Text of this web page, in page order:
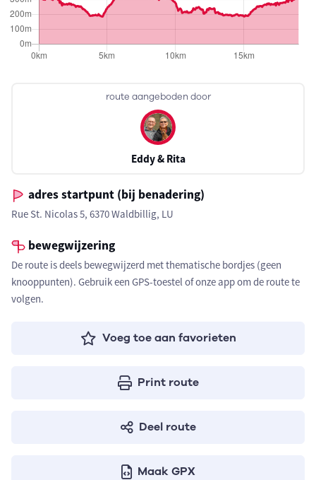
route aangeboden door
Eddy & Rita
adres startpunt (bij benadering)
Rue St. Nicolas 5, 6370 Waldbillig, LU
bewegwijzering
De route is deels bewegwijzerd met thematische bordjes (geen
knooppunten). Gebruik een GPS-toestel of onze app om de route te
volgen.
Voeg toe aan favorieten
Print route
Deel route
Maak GPX